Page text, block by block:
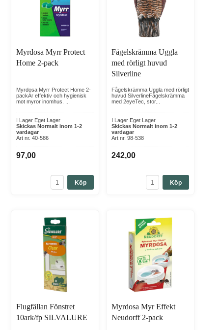
Myrdosa Myrr Protect
Home 2-pack
Myrdosa Myrr Protect Home 2-
packÄr effektiv och hygienisk
mot myror inomhus. ...
I Lager Eget Lager
Skickas Normalt inom 1-2
vardagar
Art nr. 40-586
97,00
Köp
Fågelskrämma Uggla
med rörligt huvud
Silverline
Fågelskrämma Uggla med rörligt
huvud SilverlineFågelskrämma
med 2eyeTec, stor...
I Lager Eget Lager
Skickas Normalt inom 1-2
vardagar
Art nr. 98-538
242,00
Köp
Flugfällan Fönstret
10ark/fp SILVALURE
Myrdosa Myr Effekt
Neudorff 2-pack